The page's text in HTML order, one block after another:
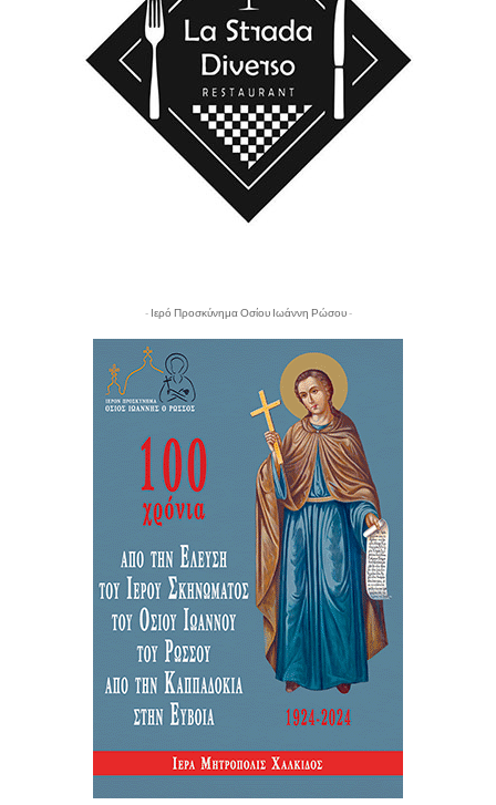
- Ιερό Προσκύνημα Οσίου Ιωάννη Ρώσου -